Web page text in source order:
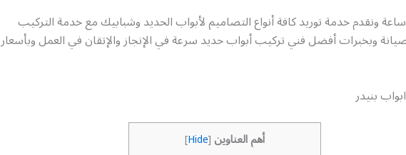
خدمة 24 ساعة ونقدم خدمة توريد كافة أنواع التصاميم لأبواب الحديد وشبابيك مع خدمة التركيب
وبخبرات أفضل فني تركيب أبواب حديد سرعة في الإنجاز والإتقان في العمل وبأسعار
بنيدر
أهم العناوين [
Hide
]